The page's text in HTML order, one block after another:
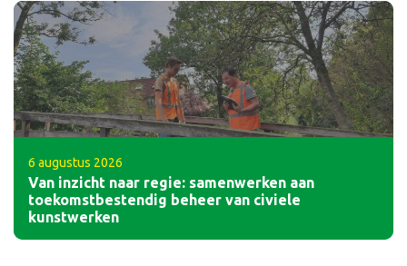
6 augustus 2026
Van inzicht naar regie: samenwerken aan
toekomstbestendig beheer van civiele
kunstwerken